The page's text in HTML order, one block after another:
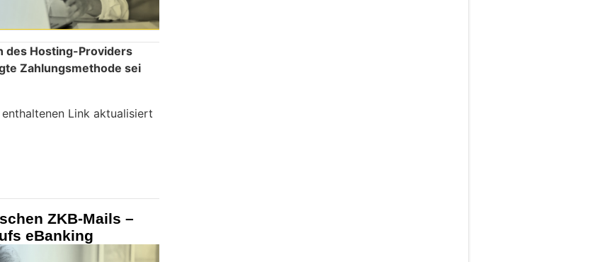
des Hosting-Providers
Zahlungsmethode sei
Link aktualisiert
ZKB-Mails –
eBanking